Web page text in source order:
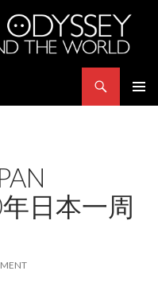
世界23周の旅｜WORLD ODYSSEY: 23 Laps Rond The World
日本一周